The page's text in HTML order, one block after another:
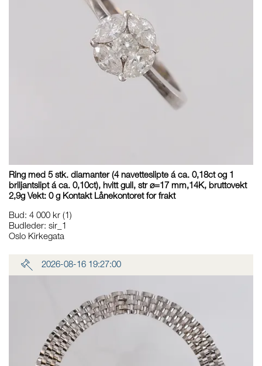
Ring med 5 stk. diamanter (4 navetteslipte á ca. 0,18ct og 1
briljantslipt á ca. 0,10ct), hvitt gull, str ø=17 mm,14K, bruttovekt
2,9g Vekt: 0 g Kontakt Lånekontoret for frakt
Bud: 4 000 kr (1)
Budleder: sir_1
Oslo Kirkegata
2026-08-16 19:27:00